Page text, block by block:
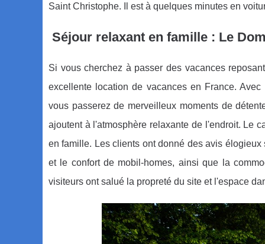
Saint Christophe. Il est à quelques minutes en
Séjour relaxant en famille : Le
Si vous cherchez à passer des vacances
excellente location de vacances en France.
vous passerez de merveilleux moments de
ajoutent à l'atmosphère relaxante de l'endroit. Le
en famille. Les clients ont donné des avis
et le confort de mobil-homes, ainsi que la
visiteurs ont salué la propreté du site et l'espace